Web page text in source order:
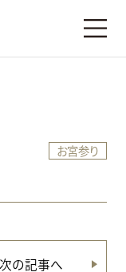
お宮参り
次の記事へ